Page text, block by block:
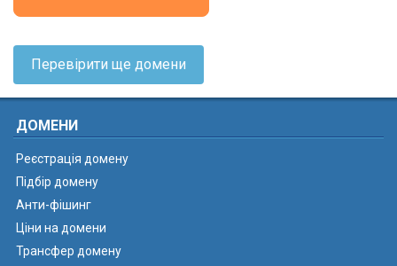
Перевірити ще домени
ДОМЕНИ
Реєстрація домену
Підбір домену
Анти-фішинг
Ціни на домени
Трансфер домену